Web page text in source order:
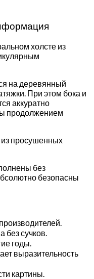
холсте из
на деревянный
При этом бока и
аккуратно
продолжением
из просушенных
без
безопасны
без сучков.
годы.
выразительность
картины.